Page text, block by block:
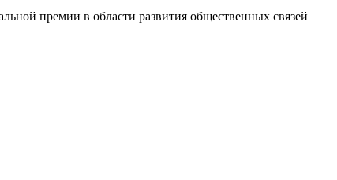
премии в области развития общественных связей